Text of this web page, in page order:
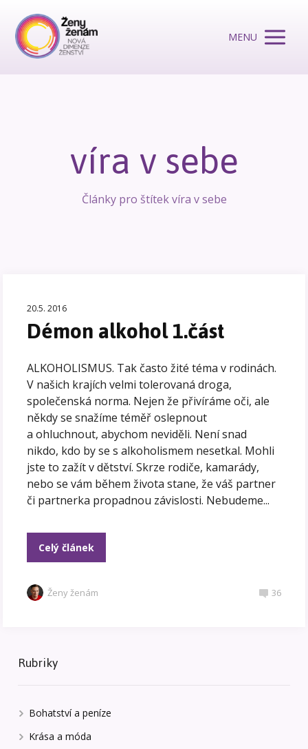
MENU
víra v sebe
Články pro štítek víra v sebe
20.5. 2016
Démon alkohol 1.část
ALKOHOLISMUS. Tak často žité téma v rodinách.
V našich krajích velmi tolerovaná droga,
společenská norma. Nejen že přivíráme oči, ale
někdy se snažíme téměř oslepnout
a ohluchnout, abychom neviděli. Není snad
nikdo, kdo by se s alkoholismem nesetkal. Mohli
jste to zažít v dětství. Skrze rodiče, kamarády,
nebo se vám během života stane, že váš partner
či partnerka propadnou závislosti. Nebudeme...
Celý článek
Ženy ženám 36
Rubriky
Bohatství a peníze
Krása a móda